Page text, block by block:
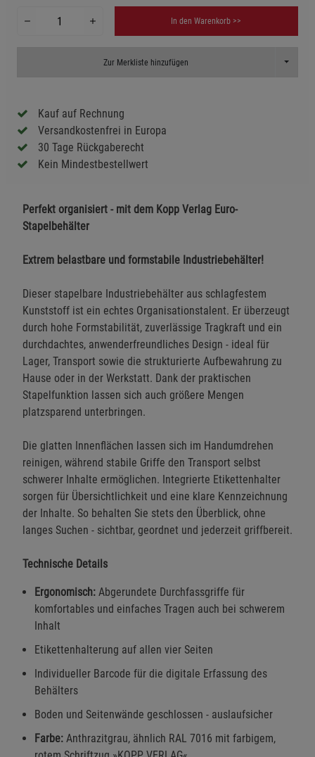
In den Warenkorb >>
Zur Merkliste hinzufügen Toggle
Kauf auf Rechnung
Versandkostenfrei in Europa
30 Tage Rückgaberecht
Kein Mindestbestellwert
Perfekt organisiert - mit dem Kopp Verlag Euro-
Stapelbehälter
Extrem belastbare und formstabile Industriebehälter!
Dieser stapelbare Industriebehälter aus schlagfestem
Kunststoff ist ein echtes Organisationstalent. Er überzeugt
durch hohe Formstabilität, zuverlässige Tragkraft und ein
durchdachtes, anwenderfreundliches Design - ideal für
Lager, Transport sowie die strukturierte Aufbewahrung zu
Hause oder in der Werkstatt. Dank der praktischen
Stapelfunktion lassen sich auch größere Mengen
platzsparend unterbringen.
Die glatten Innenflächen lassen sich im Handumdrehen
reinigen, während stabile Griffe den Transport selbst
schwerer Inhalte ermöglichen. Integrierte Etikettenhalter
sorgen für Übersichtlichkeit und eine klare Kennzeichnung
der Inhalte. So behalten Sie stets den Überblick, ohne
langes Suchen - sichtbar, geordnet und jederzeit griffbereit.
Technische Details
Ergonomisch: Abgerundete Durchfassgriffe für
komfortables und einfaches Tragen auch bei schwerem
Inhalt
Etikettenhalterung auf allen vier Seiten
Individueller Barcode für die digitale Erfassung des
Behälters
Boden und Seitenwände geschlossen - auslaufsicher
Farbe: Anthrazitgrau, ähnlich RAL 7016 mit farbigem,